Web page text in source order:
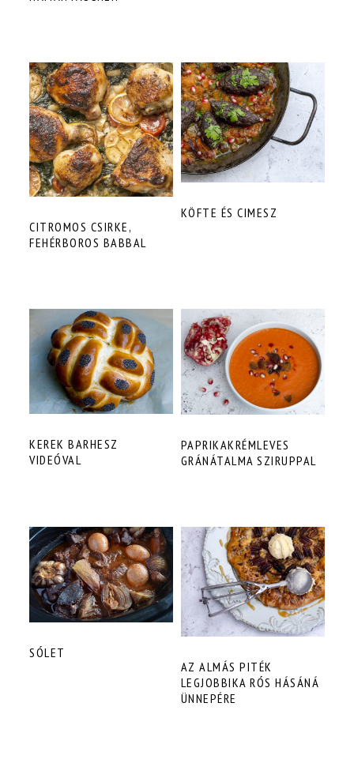
CITROMOS CSIRKE,
FEHÉRBOROS BABBAL
KÖFTE ÉS CIMESZ
KEREK BARHESZ
VIDEÓVAL
PAPRIKAKRÉMLEVES
GRÁNÁTALMA SZIRUPPAL
SÓLET
AZ ALMÁS PITÉK
LEGJOBBIKA RÓS HÁSÁNÁ
ÜNNEPÉRE